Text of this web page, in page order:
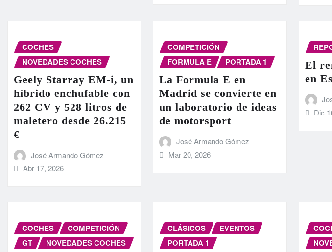
COCHES
NOVEDADES COCHES
Geely Starray EM-i, un
híbrido enchufable con
262 CV y 528 litros de
maletero desde 26.215
€
José Armando Gómez
Abr 17, 2026
COMPETICIÓN
FORMULA E
PORTADA 1
La Formula E en
Madrid se convierte en
un laboratorio de ideas
de motorsport
José Armando Gómez
Mar 20, 2026
El
en
Dic
COCHES
COMPETICIÓN
GT
NOVEDADES COCHES
CLÁSICOS
EVENTOS
PORTADA 1